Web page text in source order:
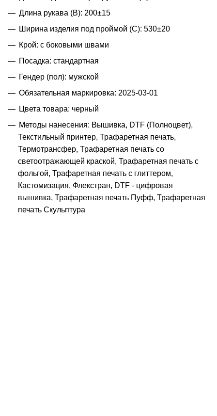
Длина рукава (B): 200±15
Ширина изделия под проймой (С): 530±20
Крой: с боковыми швами
Посадка: стандартная
Гендер (пол): мужской
Обязательная маркировка: 2025-03-01
Цвета товара: черный
Методы нанесения: Вышивка, DTF (Полноцвет),
Текстильный принтер, Трафаретная печать,
Термотрансфер, Трафаретная печать со
светоотражающей краской, Трафаретная печать с
фольгой, Трафаретная печать с глиттером,
Кастомизация, Флекстран, DTF - цифровая
вышивка, Трафаретная печать Пуфф, Трафаретная
печать Скульптура